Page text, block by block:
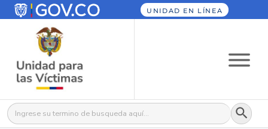
UNIDAD EN LÍNEA
Buscar: Botón